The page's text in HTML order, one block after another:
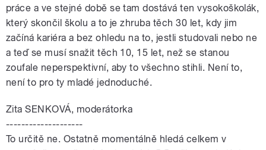
práce a ve stejné době se tam dostává ten vysokoškolák,
který skončil školu a to je zhruba těch 30 let, kdy jim
začíná kariéra a bez ohledu na to, jestli studovali nebo ne
a teď se musí snažit těch 10, 15 let, než se stanou
zoufale neperspektivní, aby to všechno stihli. Není to,
není to pro ty mladé jednoduché.
Zita SENKOVÁ, moderátorka
--------------------
To určitě ne. Ostatně momentálně hledá celkem v